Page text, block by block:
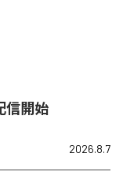
信開始
2026.8.7